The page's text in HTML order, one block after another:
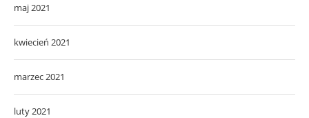
maj 2021
kwiecień 2021
marzec 2021
luty 2021